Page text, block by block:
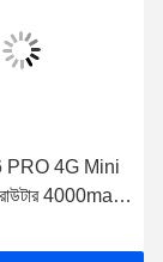
PRO 4G Mini
4000mah